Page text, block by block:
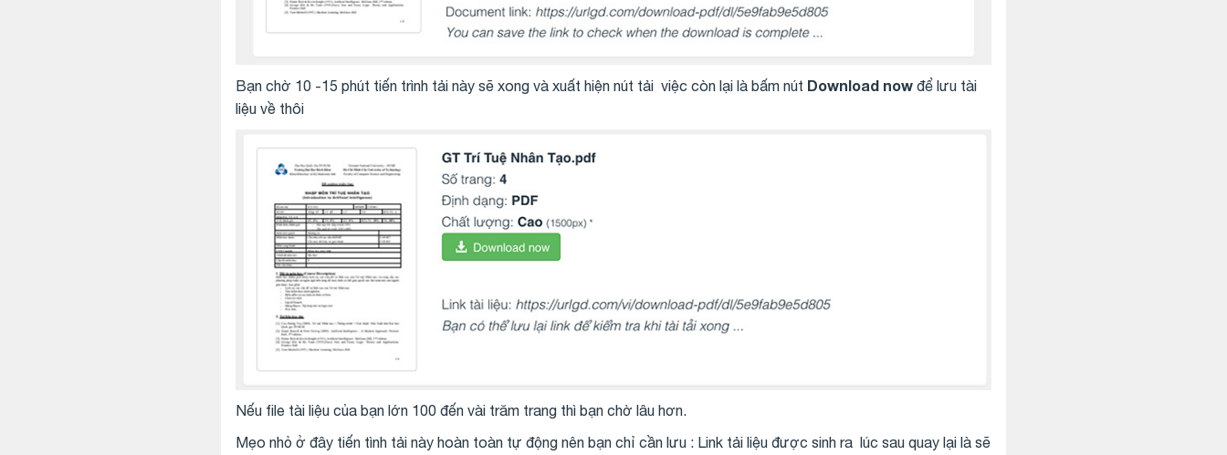
Bạn chờ 10 -15 phút tiến trình tải này sẽ xong và xuất hiện nút tải việc còn lại là bấm nút Download now để lưu tài
liệu về thôi
Nếu file tài liệu của bạn lớn 100 đến vài trăm trang thì bạn chờ lâu hơn.
Mẹo nhỏ ở đây tiến tình tải này hoàn toàn tự động nên bạn chỉ cần lưu : Link tải liệu được sinh ra lúc sau quay lại là sẽ